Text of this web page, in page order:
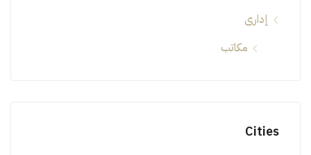
إدارى
مكاتب
Cities